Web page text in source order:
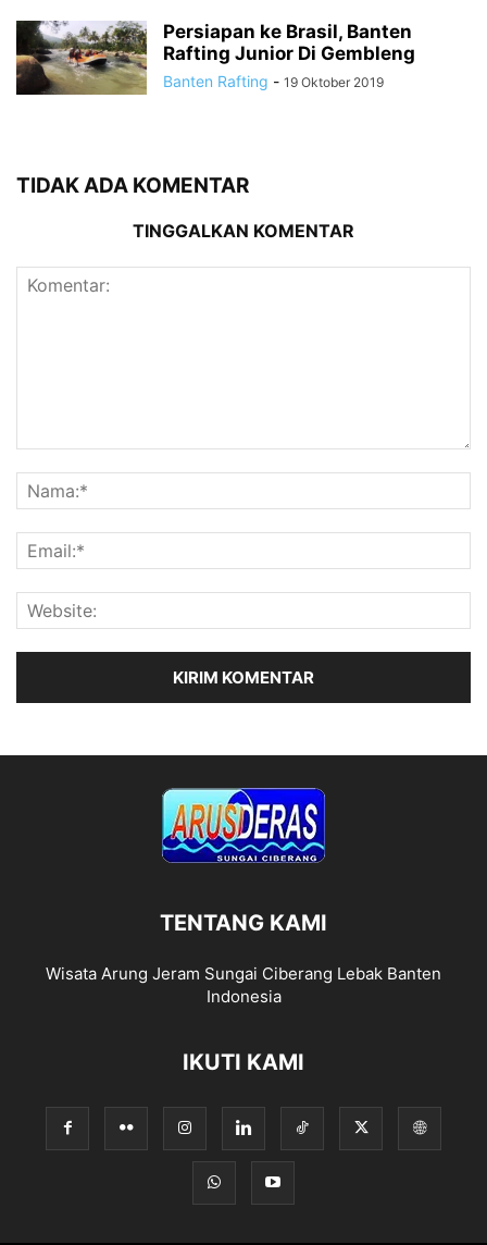
Persiapan ke Brasil, Banten
Rafting Junior Di Gembleng
Banten Rafting - 19 Oktober 2019
TIDAK ADA KOMENTAR
TINGGALKAN KOMENTAR
TENTANG KAMI
Wisata Arung Jeram Sungai Ciberang Lebak Banten
Indonesia
IKUTI KAMI